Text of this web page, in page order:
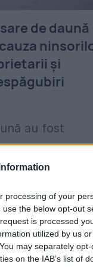
processing of your
the below opt-out
is processed
utilized by us
may separately
on the IAB’s list of
de daună
și
au fost
din cauza
UNSAR.
polițelor
a...